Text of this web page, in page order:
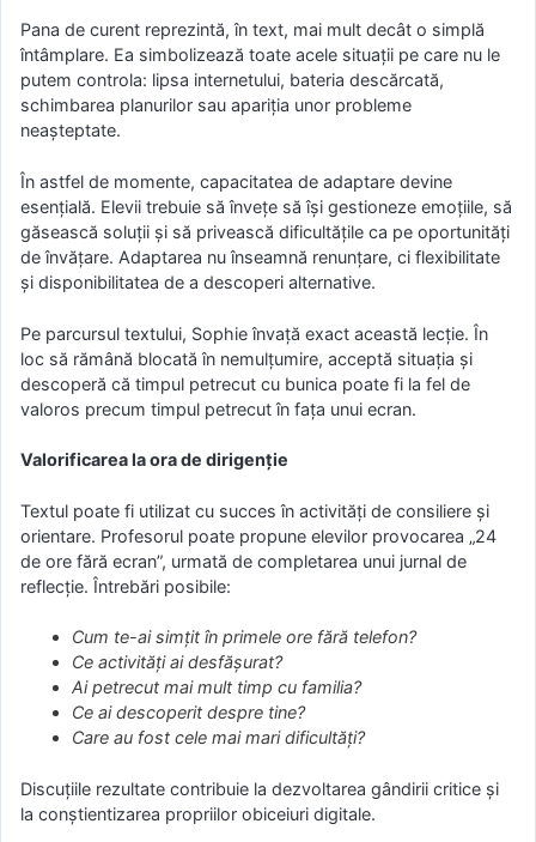
Pana de curent reprezintă, în text, mai mult decât o simplă
întâmplare. Ea simbolizează toate acele situații pe care nu le
putem controla: lipsa internetului, bateria descărcată,
schimbarea planurilor sau apariția unor probleme
neașteptate.
În astfel de momente, capacitatea de adaptare devine
esențială. Elevii trebuie să învețe să își gestioneze emoțiile, să
găsească soluții și să privească dificultățile ca pe oportunități
de învățare. Adaptarea nu înseamnă renunțare, ci flexibilitate
și disponibilitatea de a descoperi alternative.
Pe parcursul textului, Sophie învață exact această lecție. În
loc să rămână blocată în nemulțumire, acceptă situația și
descoperă că timpul petrecut cu bunica poate fi la fel de
valoros precum timpul petrecut în fața unui ecran.
Valorificarea la ora de dirigenție
Textul poate fi utilizat cu succes în activități de consiliere și
orientare. Profesorul poate propune elevilor provocarea „24
de ore fără ecran”, urmată de completarea unui jurnal de
reflecție. Întrebări posibile:
Cum te-ai simțit în primele ore fără telefon?
Ce activități ai desfășurat?
Ai petrecut mai mult timp cu familia?
Ce ai descoperit despre tine?
Care au fost cele mai mari dificultăți?
Discuțiile rezultate contribuie la dezvoltarea gândirii critice și
la conștientizarea propriilor obiceiuri digitale.